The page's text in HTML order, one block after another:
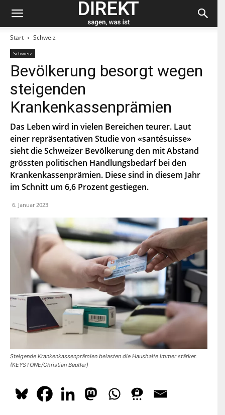
Start Schweiz
Schweiz
Bevölkerung besorgt wegen
steigenden
Krankenkassenprämien
Das Leben wird in vielen Bereichen teurer. Laut
einer repräsentativen Studie von «santésuisse»
sieht die Schweizer Bevölkerung den mit Abstand
grössten politischen Handlungsbedarf bei den
Krankenkassenprämien. Diese sind in diesem Jahr
im Schnitt um 6,6 Prozent gestiegen.
6. Januar 2023
Steigende Krankenkassenprämien belasten die Haushalte immer stärker.
(KEYSTONE/Christian Beutler)
Bleiben Sie auf dem neuesten Stand und
abonnieren Sie unseren «direkt»-Newsletter.
o
n
a
m
e
N
a
c
h
n
a
m
e
E
-
M
a
i
*
P
Z
Indem Du Dich zum Newsletter einschreibst, stimmst Du
zu, dass die SP Dich auf dem Laufenden halten darf. Mehr
ABONNIEREN